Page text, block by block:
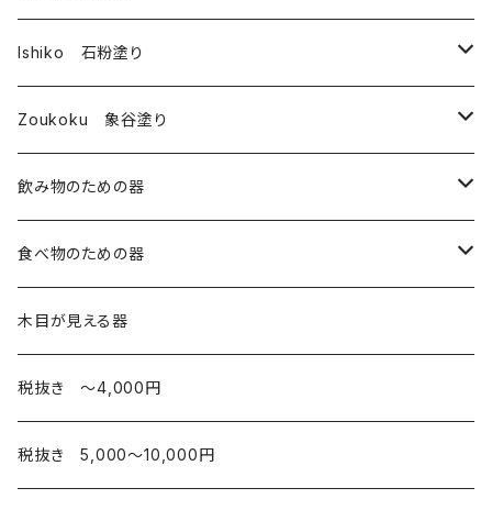
Ishiko 石粉塗り
皿
コップ
箸・その他
椀
弁当箱
Zoukoku 象谷塗り
酒器
コップ
飲み物のための器
コップ・湯のみ
酒器
食べ物のための器
皿
カップ
お椀
木目が見える器
税抜き 〜4,000円
税抜き 5,000〜10,000円